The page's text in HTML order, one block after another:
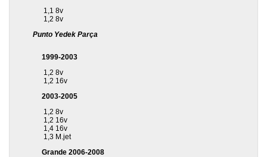
1,1 8v
1,2 8v
Punto Yedek Parça
1999-2003
1,2 8v
1,2 16v
2003-2005
1,2 8v
1,2 16v
1,4 16v
1,3 M.jet
Grande 2006-2008